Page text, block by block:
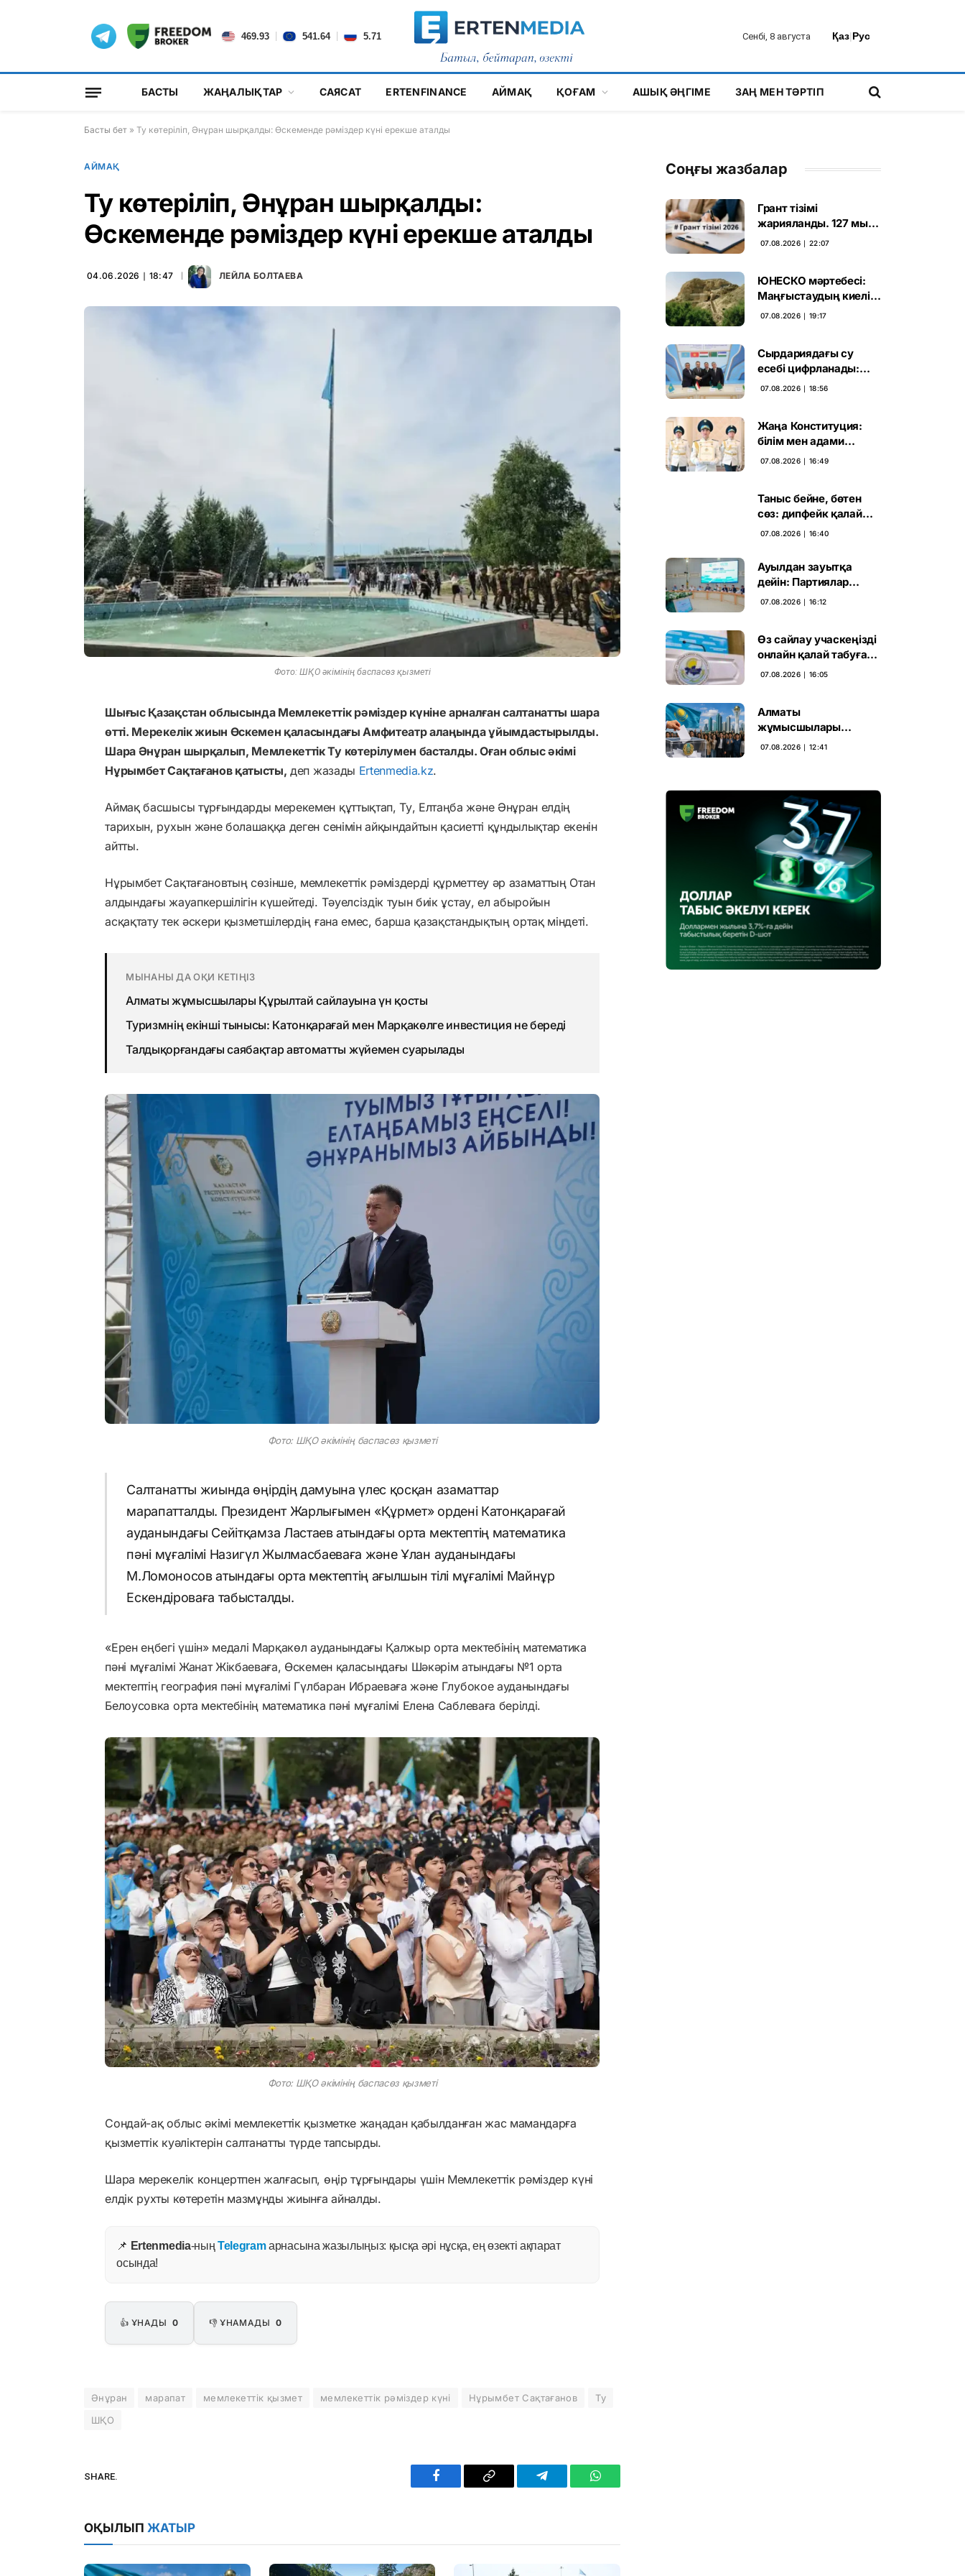
469.93 541.64 5.71 Сенбі, 8 августа Қаз|Рус
БАСТЫ ЖАҢАЛЫҚТАР САЯСАТ ERTENFINANCE АЙМАҚ ҚОҒАМ АШЫҚ ӘҢГІМЕ ЗАҢ МЕН ТӘРТІП
Басты бет » Ту көтеріліп, Әнұран шырқалды: Өскеменде рәміздер күні ерекше аталды
АЙМАҚ
Ту көтеріліп, Әнұран шырқалды:
Өскеменде рәміздер күні ерекше аталды
04.06.2026 ∣ 18:47 ЛЕЙЛА БОЛТАЕВА
Фото: ШҚО әкімінің баспасөз қызметі
Шығыс Қазақстан облысында Мемлекеттік рәміздер күніне арналған салтанатты шара
өтті. Мерекелік жиын Өскемен қаласындағы Амфитеатр алаңында ұйымдастырылды.
Шара Әнұран шырқалып, Мемлекеттік Ту көтерілумен басталды. Оған облыс әкімі
Нұрымбет Сақтағанов қатысты, деп жазады Ertenmedia.kz.
Аймақ басшысы тұрғындарды мерекемен құттықтап, Ту, Елтаңба және Әнұран елдің
тарихын, рухын және болашаққа деген сенімін айқындайтын қасиетті құндылықтар екенін
айтты.
Нұрымбет Сақтағановтың сөзінше, мемлекеттік рәміздерді құрметтеу әр азаматтың Отан
алдындағы жауапкершілігін күшейтеді. Тәуелсіздік туын биік ұстау, ел абыройын
асқақтату тек әскери қызметшілердің ғана емес, барша қазақстандықтың ортақ міндеті.
МЫНАНЫ ДА ОҚИ КЕТІҢІЗ
Алматы жұмысшылары Құрылтай сайлауына үн қосты
Туризмнің екінші тынысы: Катонқарағай мен Марқакөлге инвестиция не береді
Талдықорғандағы саябақтар автоматты жүйемен суарылады
Фото: ШҚО әкімінің баспасөз қызметі
Салтанатты жиында өңірдің дамуына үлес қосқан азаматтар
марапатталды. Президент Жарлығымен «Құрмет» ордені Катонқарағай
ауданындағы Сейітқамза Ластаев атындағы орта мектептің математика
пәні мұғалімі Назигүл Жылмасбаеваға және Ұлан ауданындағы
М.Ломоносов атындағы орта мектептің ағылшын тілі мұғалімі Майнұр
Ескендіроваға табысталды.
«Ерен еңбегі үшін» медалі Марқакөл ауданындағы Қалжыр орта мектебінің математика
пәні мұғалімі Жанат Жікбаеваға, Өскемен қаласындағы Шәкәрім атындағы №1 орта
мектептің география пәні мұғалімі Гүлбаран Ибраеваға және Глубокое ауданындағы
Белоусовка орта мектебінің математика пәні мұғалімі Елена Саблеваға берілді.
Фото: ШҚО әкімінің баспасөз қызметі
Сондай-ақ облыс әкімі мемлекеттік қызметке жаңадан қабылданған жас мамандарға
қызметтік куәліктерін салтанатты түрде тапсырды.
Шара мерекелік концертпен жалғасып, өңір тұрғындары үшін Мемлекеттік рәміздер күні
елдік рухты көтеретін мазмұнды жиынға айналды.
📌 Ertenmedia-ның Telegramарнасына жазылыңыз: қысқа әрі нұсқа, ең өзекті ақпарат
осында!
👍 ҰНАДЫ 0 👎 ҰНАМАДЫ 0
Әнұран марапат мемлекеттік қызмет мемлекеттік рәміздер күні Нұрымбет Сақтағанов
Ту
ШҚО
SHARE.
Facebook Copy
Telegram WhatsApp
ОҚЫЛЫП ЖАТЫР
Соңғы жазбалар
Грант тізімі
жарияланды. 127 мың
талапкердің
07.08.2026 ∣ 22:07
ЮНЕСКО мәртебесі:
Маңғыстаудың киелі
мұрасын қорғаудың
07.08.2026 ∣ 19:17
Сырдариядағы су
есебі цифрланады:
Орталық Азия ортақ
07.08.2026 ∣ 18:56
Жаңа Конституция:
білім мен адами
капиталға салынған
07.08.2026 ∣ 16:49
Таныс бейне, бөтен
сөз: дипфейк қалай
жұмыс істейді
07.08.2026 ∣ 16:40
Ауылдан зауытқа
дейін: Партиялар
сайлаушымен бетпе-
07.08.2026 ∣ 16:12
Өз сайлау учаскеңізді
онлайн қалай табуға
болады
07.08.2026 ∣ 16:05
Алматы
жұмысшылары
Құрылтай сайлауына
07.08.2026 ∣ 12:41